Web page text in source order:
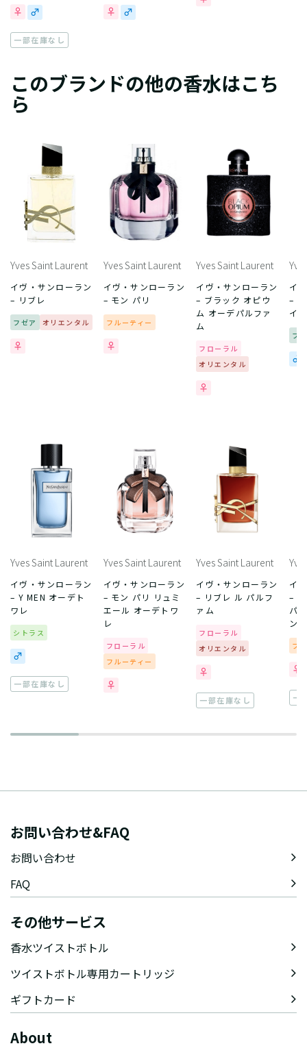
一部在庫なし
このブランドの他の香水はこち
ら
Yves Saint Laurent
イヴ・サンローラン
– リブレ
フゼア オリエンタル
Yves Saint Laurent
イヴ・サンローラン
– モン パリ
フルーティー
Yves Saint Laurent
イヴ・サンローラン
– ブラック オピウ
ム オーデパルファ
ム
フローラル
オリエンタル
イ
–
イ
フ
Yves Saint Laurent
イヴ・サンローラン
– Y MEN オーデト
ワレ
シトラス
一部在庫なし
Yves Saint Laurent
イヴ・サンローラン
– モン パリ リュミ
エール オーデトワ
レ
フローラル
フルーティー
Yves Saint Laurent
イヴ・サンローラン
– リブレ ル パルフ
ァム
フローラル
オリエンタル
一部在庫なし
イ
–
パ
ンス
フ
一
お問い合わせ&FAQ
お問い合わせ
FAQ
その他サービス
香水ツイストボトル
ツイストボトル専用カートリッジ
ギフトカード
About